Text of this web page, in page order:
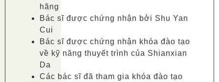
hãng
Bác sĩ được chứng nhận bởi Shu Yan
Cui
Bác sĩ được chứng nhận khóa đào tạo
về kỹ năng thuyết trình của Shianxian
Da
Các bác sĩ đã tham gia khóa đào tạo